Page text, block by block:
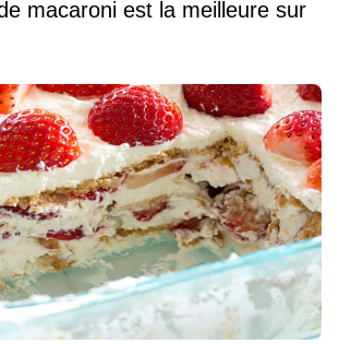
macaroni est la meilleure sur